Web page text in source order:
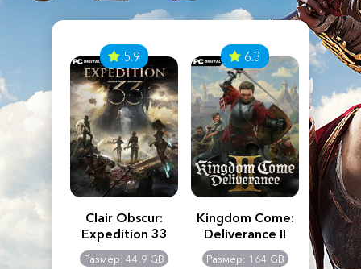
Creed
5.9
Clair Obscur:
Expedition 33
Размер: 44.9 GB
6.3
Kingdom Come:
Deliverance II
Размер: 164 GB
The